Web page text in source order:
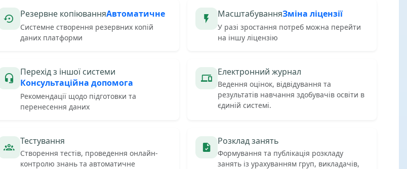
Резервне копіюванняАвтоматичне
Системне створення резервних копій
даних платформи
МасштабуванняЗміна ліцензії
У разі зростання потреб можна перейти
на іншу ліцензію
Перехід з іншої системи
Консультаційна допомога
Рекомендації щодо підготовки та
перенесення даних
Електронний журнал
Ведення оцінок, відвідування та
результатів навчання здобувачів освіти в
єдиній системі.
Тестування
Створення тестів, проведення онлайн-
контролю знань та автоматичне
Розклад занять
Формування та публікація розкладу
занять із урахуванням груп, викладачів,